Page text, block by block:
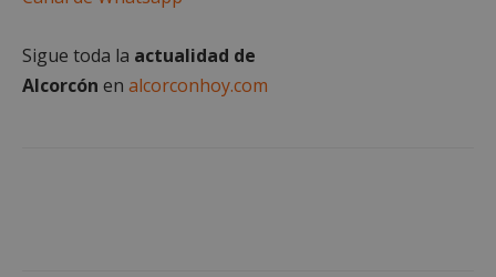
Sigue toda la actualidad de
Alcorcón en alcorconhoy.com